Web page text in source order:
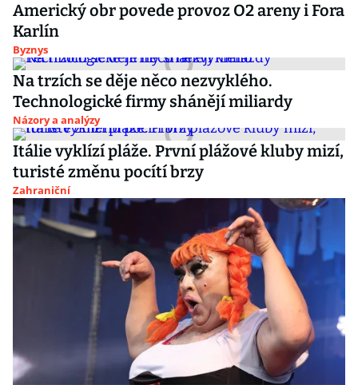
Americký obr povede provoz O2 areny i Fora
Karlín
Byznys
Na trzích se děje něco nezvyklého.
Technologické firmy shánějí miliardy
Názory a analýzy
Itálie vyklízí pláže. První plážové kluby mizí,
turisté změnu pocítí brzy
Zahraniční